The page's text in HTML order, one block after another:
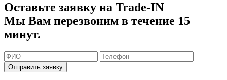
Оставьте заявку на Trade-IN
Мы Вам перезвоним в течение 15
минут.
Отправить заявку